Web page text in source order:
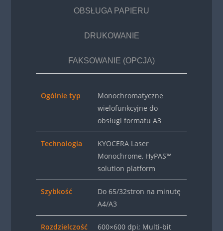
OBSŁUGA PAPIERU
DRUKOWANIE
FAKSOWANIE (OPCJA)
Ogólnie typ
Monochromatyczne
wielofunkcyjne do
obsługi formatu A3
Technologia
KYOCERA Laser
Monochrome, HyPAS™
solution platform
Szybkość
Do 65/32stron na minutę
A4/A3
Rozdzielczość
600×600 dpi; Multi-bit